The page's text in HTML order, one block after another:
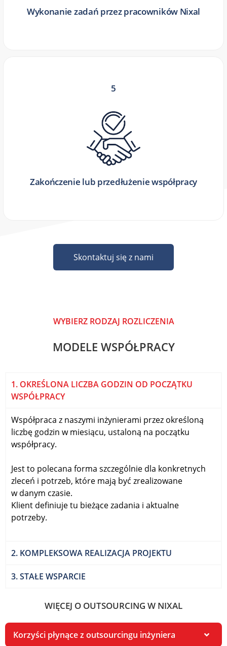
Wykonanie zadań przez pracowników Nixal
5
Zakończenie lub przedłużenie współpracy
Skontaktuj się z nami
WYBIERZ RODZAJ ROZLICZENIA
MODELE WSPÓŁPRACY
1. OKREŚLONA LICZBA GODZIN OD POCZĄTKU
WSPÓŁPRACY
Współpraca z naszymi inżynierami przez określoną
liczbę godzin w miesiącu, ustaloną na początku
współpracy.
Jest to polecana forma szczególnie dla konkretnych
zleceń i potrzeb, które mają być zrealizowane
w danym czasie.
Klient definiuje tu bieżące zadania i aktualne
potrzeby.
2. KOMPLEKSOWA REALIZACJA PROJEKTU
3. STAŁE WSPARCIE
WIĘCEJ O OUTSOURCING W NIXAL
Korzyści płynące z outsourcingu inżyniera